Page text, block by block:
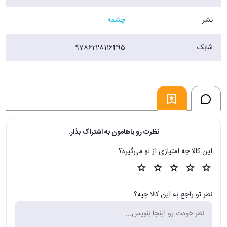
نشر چشمه
شابک 9786228116495
نظرت رو باهامون به اشتراک بذار.
این کالا چه امتیازی از تو می‌گیره؟
نظر تو راجع به این کالا چیه؟